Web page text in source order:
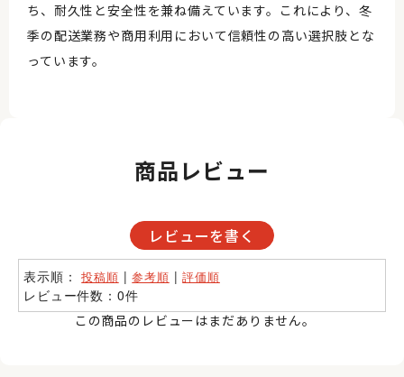
ち、耐久性と安全性を兼ね備えています。これにより、冬
季の配送業務や商用利用において信頼性の高い選択肢とな
っています。
商品レビュー
レビューを書く
表示順：投稿順 |参考順 |評価順
レビュー件数：0件
この商品のレビューはまだありません。